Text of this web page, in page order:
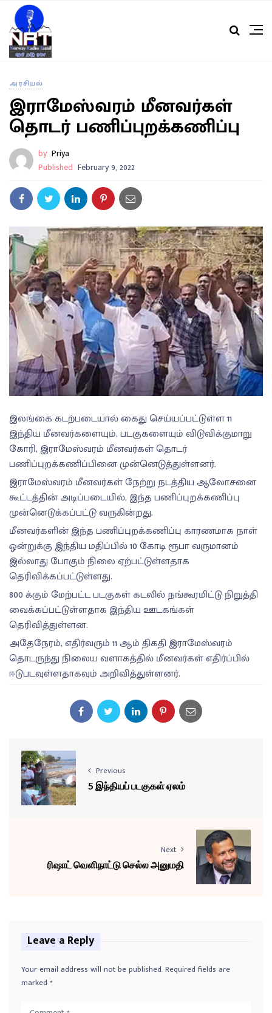
அரசியல்
இராமேஸ்வரம் மீனவர்கள்
தொடர் பணிப்புறக்கணிப்பு
by Priya
Published February 9, 2022
இலங்கை கடற்படையால் கைது செய்யப்பட்டுள்ள 11
இந்திய மீனவர்களையும், படகுகளையும் விடுவிக்குமாறு
கோரி, இராமேஸ்வரம் மீனவர்கள் தொடர்
பணிப்புறக்கணிப்பினை முன்னெடுத்துள்ளனர்.
இராமேஸ்வரம் மீனவர்கள் நேற்று நடத்திய ஆலோசனை
கூட்டத்தின் அடிப்படையில், இந்த பணிப்புறக்கணிப்பு
முன்னெடுக்கப்பட்டு வருகின்றது.
மீனவர்களின் இந்த பணிப்புறக்கணிப்பு காரணமாக நாள்
ஒன்றுக்கு இந்திய மதிப்பில் 10 கோடி ரூபா வருமானம்
இல்லாது போகும் நிலை ஏற்பட்டுள்ளதாக
தெரிவிக்கப்பட்டுள்ளது.
800 க்கும் மேற்பட்ட படகுகள் கடலில் நங்கூரமிட்டு நிறுத்தி
வைக்கப்பட்டுள்ளதாக இந்திய ஊடகங்கள்
தெரிவித்துள்ளன.
அதேநேரம், எதிர்வரும் 11 ஆம் திகதி இராமேஸ்வரம்
தொடருந்து நிலைய வளாகத்தில் மீனவர்கள் எதிர்ப்பில்
ஈடுபடவுள்ளதாகவும் அறிவித்துள்ளனர்.
Previous
5 இந்தியப் படகுகள் ஏலம்
Next
ரிஷாட் வௌிநாட்டு செல்ல அனுமதி
Leave a Reply
Your email address will not be published.Required fields are
marked *